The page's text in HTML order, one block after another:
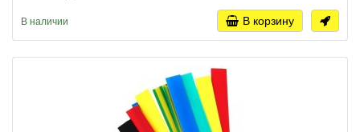
В наличии В корзину